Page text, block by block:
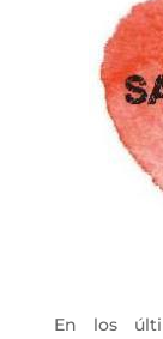
En los